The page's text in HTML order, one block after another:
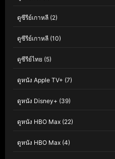
ดูซีรีย์เกาหลี (2)
ดูซีรีย์เกาหลี (10)
ดูซีรีย์ไทย (5)
ดูหนัง Apple TV+ (7)
ดูหนัง Disney+ (39)
ดูหนัง HBO Max (22)
ดูหนัง HBO Max (4)